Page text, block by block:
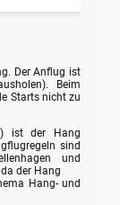
Der Anflug ist
Beim
Starts nicht zu
ist der Hang
sind
und
der Hang
Hang- und